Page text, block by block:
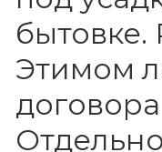
бытовке.
Этимом